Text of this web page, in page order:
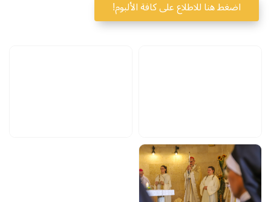
اضغط هنا للاطلاع على كافة الألبوم!